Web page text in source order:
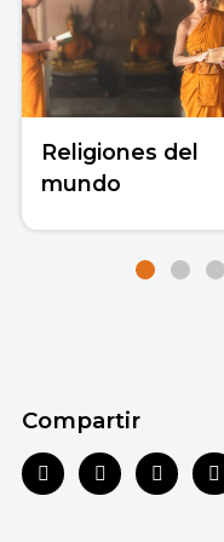
Religiones del
mundo
Compartir